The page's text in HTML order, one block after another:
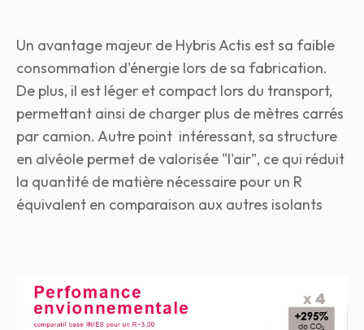
Un avantage majeur de Hybris Actis est sa faible
consommation d'énergie lors de sa fabrication.
De plus, il est léger et compact lors du transport,
permettant ainsi de charger plus de mètres carrés
par camion. Autre point intéressant, sa structure
en alvéole permet devalorisée "l'air", ce qui réduit
la quantité de matière nécessaire pour un R
équivalent en comparaison aux autres isolants